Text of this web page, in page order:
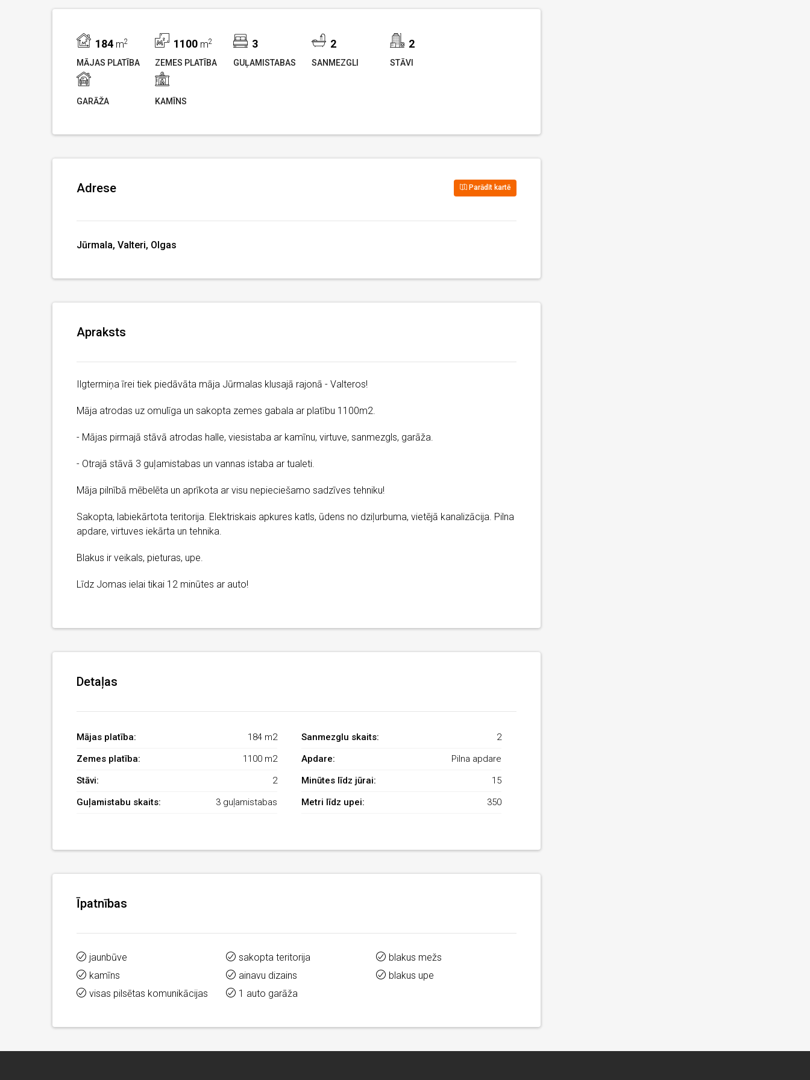
184 m2
MĀJAS PLATĪBA
1100 m2
ZEMES PLATĪBA
3
GUĻAMISTABAS
2
SANMEZGLI
2
STĀVI
GARĀŽA KAMĪNS
Adrese Parādīt kartē
Jūrmala, Valteri, Olgas
Apraksts
Ilgtermiņa īrei tiek piedāvāta māja Jūrmalas klusajā rajonā - Valteros!
Māja atrodas uz omulīga un sakopta zemes gabala ar platību 1100m2.
- Mājas pirmajā stāvā atrodas halle, viesistaba ar kamīnu, virtuve, sanmezgls, garāža.
- Otrajā stāvā 3 guļamistabas un vannas istaba ar tualeti.
Māja pilnībā mēbelēta un aprīkota ar visu nepieciešamo sadzīves tehniku!
Sakopta, labiekārtota teritorija. Elektriskais apkures katls, ūdens no dziļurbuma, vietējā kanalizācija. Pilna
apdare, virtuves iekārta un tehnika.
Blakus ir veikals, pieturas, upe.
Līdz Jomas ielai tikai 12 minūtes ar auto!
Detaļas
Mājas platība:
184 m2
Zemes platība:
1100 m2
Stāvi:
2
Guļamistabu skaits:
3 guļamistabas
Sanmezglu skaits:
2
Apdare:
Pilna apdare
Minūtes līdz jūrai:
15
Metri līdz upei:
350
Īpatnības
jaunbūve
kamīns
visas pilsētas komunikācijas
sakopta teritorija
ainavu dizains
1 auto garāža
blakus mežs
blakus upe